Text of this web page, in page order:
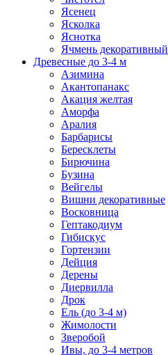
Ясенец
Ясколка
Яснотка
Ячмень декоративный
Древесные до 3-4 м
Азимина
Акантопанакс
Акация желтая
Аморфа
Аралия
Барбарисы
Бересклеты
Бирючина
Бузина
Вейгелы
Вишни декоративные
Восковница
Гептакодиум
Гибискус
Гортензии
Дейция
Дерены
Диервилла
Дрок
Ель (до 3-4 м)
Жимолости
Зверобой
Ивы, до 3-4 метров